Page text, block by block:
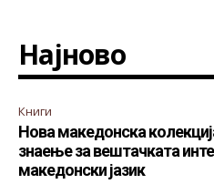
Најново
Книги
Нова македонска
знаење за вештачката
македонски јазик